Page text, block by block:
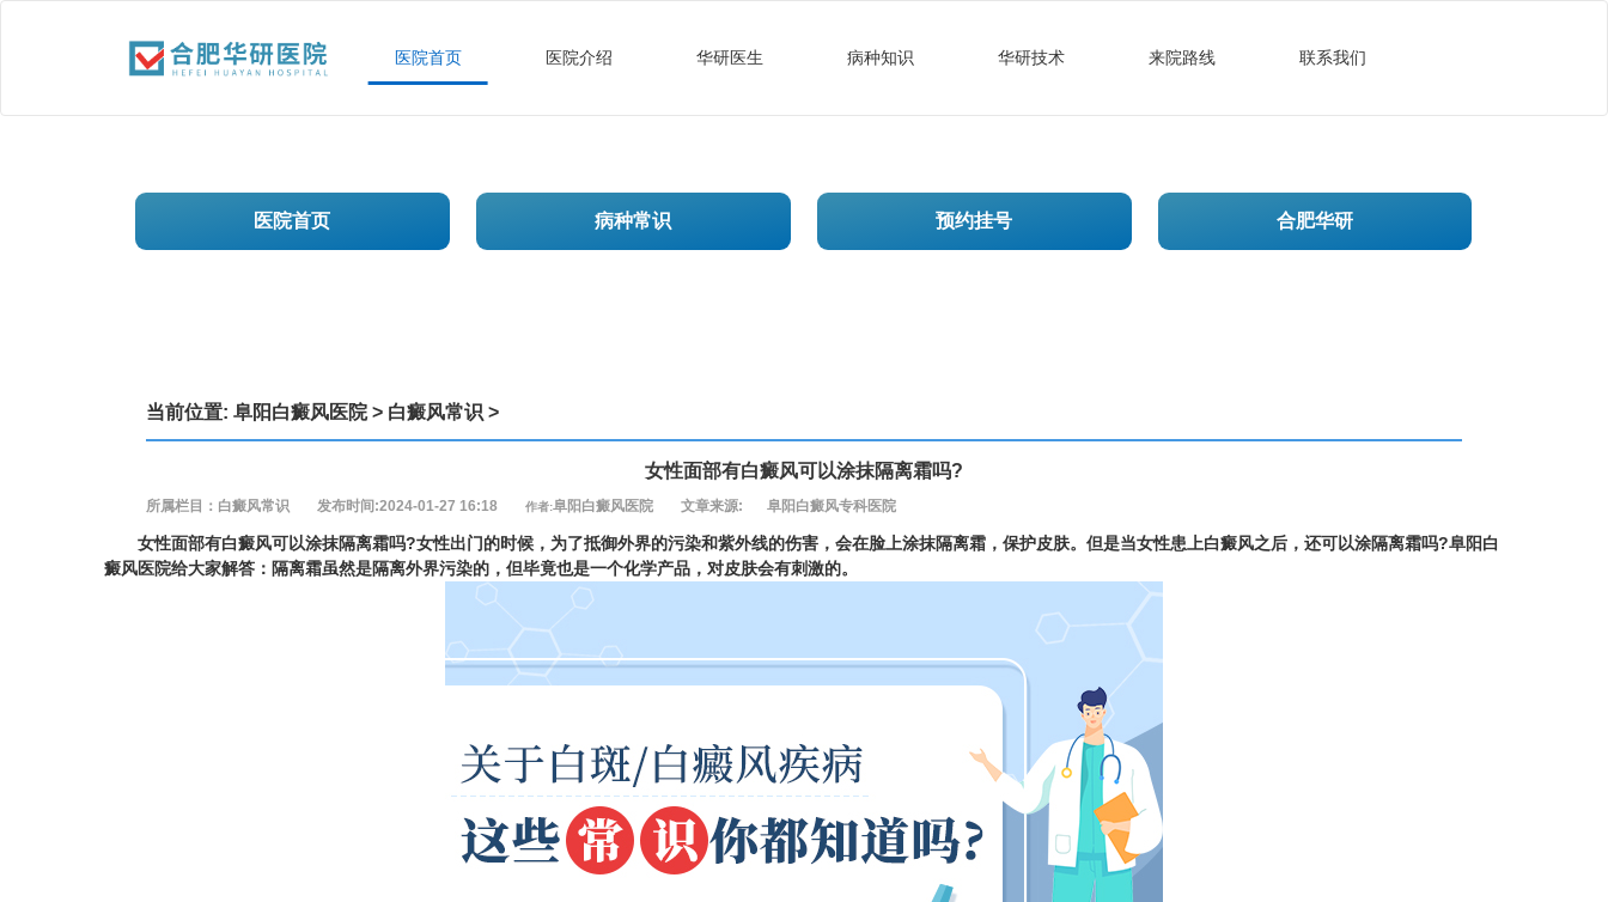
医院首页 医院介绍 华研医生 病种知识 华研技术 来院路线 联系我们
医院首页 病种常识 预约挂号 合肥华研
当前位置:阜阳白癜风医院> 白癜风常识 >
女性面部有白癜风可以涂抹隔离霜吗?
所属栏目：白癜风常识 发布时间:2024-01-27 16:18 作者:阜阳白癜风医院 文章来源: 阜阳白癜风专科医院
女性面部有白癜风可以涂抹隔离霜吗?女性出门的时候，为了抵御外界的污染和紫外线的伤害，会在脸上涂抹隔离霜，保护皮肤。但是当女性患上白癜风之后，还可以涂隔离霜吗?阜阳白
癜风医院给大家解答：隔离霜虽然是隔离外界污染的，但毕竟也是一个化学产品，对皮肤会有刺激的。